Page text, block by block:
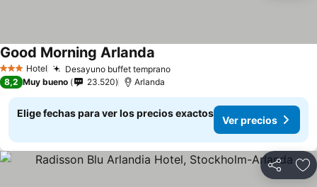
3 Estrellas
Hotel Desayuno buffet tempranoVer precios
Good Morning Arlanda
8,2 Muy bueno 23.520 Arlanda
Elige fechas para ver los precios exactos
Ver precios
Compartir